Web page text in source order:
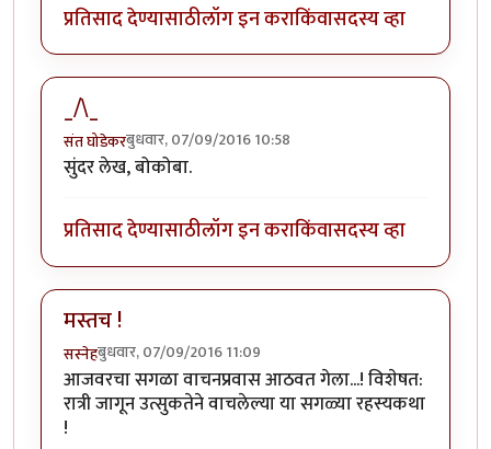
प्रतिसाद देण्यासाठीलॉग इन कराकिंवासदस्य व्हा
_/\_
संत घोडेकरबुधवार, 07/09/2016 10:58
सुंदर लेख, बोकोबा.
प्रतिसाद देण्यासाठीलॉग इन कराकिंवासदस्य व्हा
मस्तच !
सस्नेहबुधवार, 07/09/2016 11:09
आजवरचा सगळा वाचनप्रवास आठवत गेला...! विशेषत:
रात्री जागून उत्सुकतेने वाचलेल्या या सगळ्या रहस्यकथा
!